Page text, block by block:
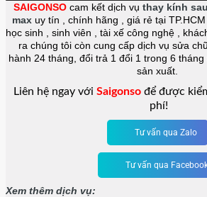
SAIGONSO cam kết dịch vụ thay kính
max uy tín , chính hãng , giá rẻ tại
học sinh , sinh viên , tài xế công nghệ ,
ra chúng tôi còn cung cấp dịch vụ sửa
hành 24 tháng, đổi trả 1 đổi 1 trong 6
sản xuất.
Liên hệ ngay với Saigonso để được
phí!
Tư vấn qua Zalo
Tư vấn qua
Xem thêm dịch vụ: